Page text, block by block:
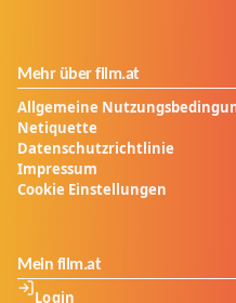
Mehr über film.at
Allgemeine
Netiquette
Datenschutzrichtlinie
Impressum
Cookie Einstellungen
Mein film.at
Login